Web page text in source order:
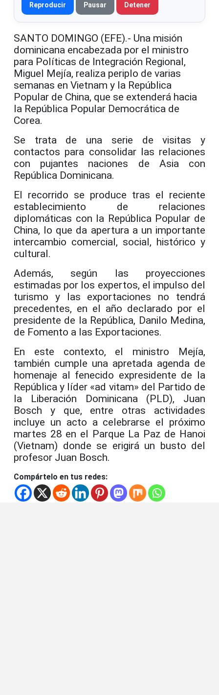
Reproducir Pausar Detener
SANTO DOMINGO (EFE).- Una misión
dominicana encabezada por el ministro
para Políticas de Integración Regional,
Miguel Mejía, realiza periplo de varias
semanas en Vietnam y la República
Popular de China, que se extenderá hacia
la República Popular Democrática de
Corea.
Se trata de una serie de visitas y
contactos para consolidar las relaciones
con pujantes naciones de Asia con
República Dominicana.
El recorrido se produce tras el reciente
establecimiento de relaciones
diplomáticas con la República Popular de
China, lo que da apertura a un importante
intercambio comercial, social, histórico y
cultural.
Además, según las proyecciones
estimadas por los expertos, el impulso del
turismo y las exportaciones no tendrá
precedentes, en el año declarado por el
presidente de la República, Danilo Medina,
de Fomento a las Exportaciones.
En este contexto, el ministro Mejía,
también cumple una apretada agenda de
homenaje al fenecido expresidente de la
República y líder «ad vitam» del Partido de
la Liberación Dominicana (PLD), Juan
Bosch y que, entre otras actividades
incluye un acto a celebrarse el próximo
martes 28 en el Parque La Paz de Hanoi
(Vietnam) donde se erigirá un busto del
profesor Juan Bosch.
Compártelo en tus redes: